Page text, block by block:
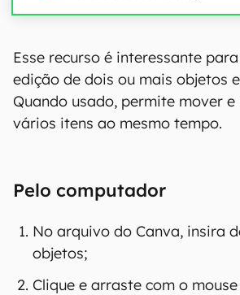
Esse recurso é interessante
edição de dois ou mais objetos
Quando usado, permite mover
vários itens ao mesmo tempo.
Pelo computador
No arquivo do Canva, insira
objetos;
Clique e arraste com o